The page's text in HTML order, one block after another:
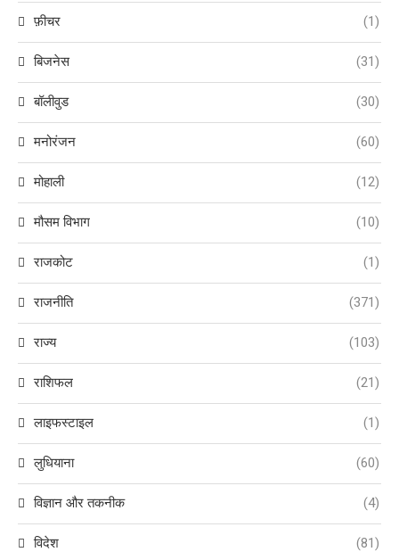
फ़ीचर (1)
बिजनेस (31)
बॉलीवुड (30)
मनोरंजन (60)
मोहाली (12)
मौसम विभाग (10)
राजकोट (1)
राजनीति (371)
राज्य (103)
राशिफल (21)
लाइफस्टाइल (1)
लुधियाना (60)
विज्ञान और तकनीक (4)
विदेश (81)